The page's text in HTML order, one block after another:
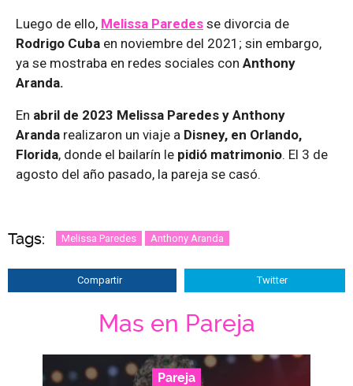
Luego de ello, Melissa Paredes se divorcia de
Rodrigo Cuba en noviembre del 2021; sin embargo,
ya se mostraba en redes sociales con Anthony
Aranda.
En abril de 2023 Melissa Paredes y Anthony
Aranda realizaron un viaje a Disney, en Orlando,
Florida, donde el bailarín le pidió matrimonio. El 3 de
agosto del año pasado, la pareja se casó.
Tags: Melissa Paredes Anthony Aranda
Compartir Twitter
Mas en Pareja
Pareja